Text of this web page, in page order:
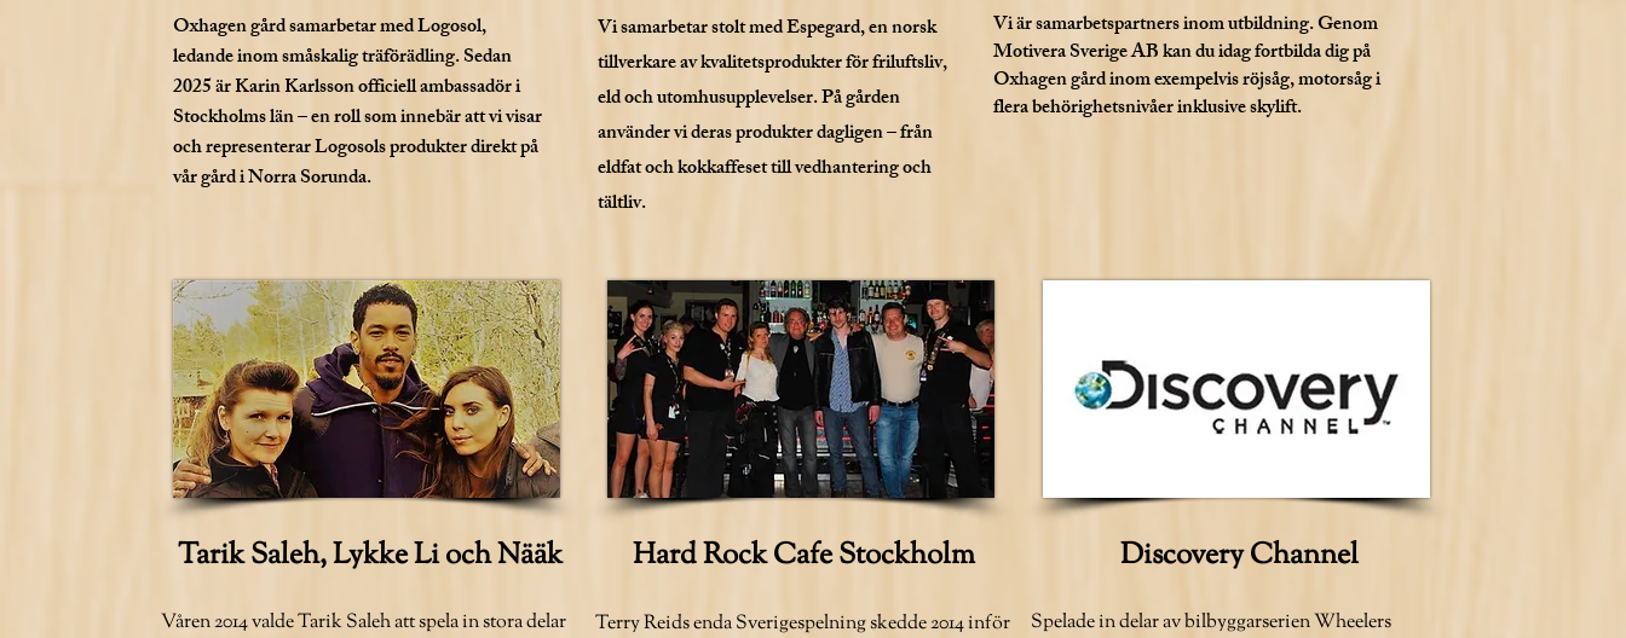
Oxhagen gård samarbetar med Logosol,
ledande inom småskalig träförädling. Sedan
2025 är Karin Karlsson officiell ambassadör i
Stockholms län – en roll som innebär att vi visar
och representerar Logosols produkter direkt på
vår gård i Norra Sorunda.
Vi samarbetar stolt med Espegard, en norsk
tillverkare av kvalitetsprodukter för friluftsliv,
eld och utomhusupplevelser. På gården
använder vi deras produkter dagligen – från
eldfat och kokkaffeset till vedhantering och
tältliv.
Vi är samarbetspartners inom utbildning. Genom
Motivera Sverige AB kan du idag fortbilda dig på
Oxhagen gård inom exempelvis röjsåg, motorsåg i
flera behörighetsnivåer inklusive skylift.
Tarik Saleh, Lykke Li och Nääk
Våren 2014 valde Tarik Saleh att spela in stora delar
Hard Rock Cafe Stockholm
Terry Reids enda Sverigespelning skedde 2014 inför
Discovery Channel
Spelade in delar av bilbyggarserien Wheelers